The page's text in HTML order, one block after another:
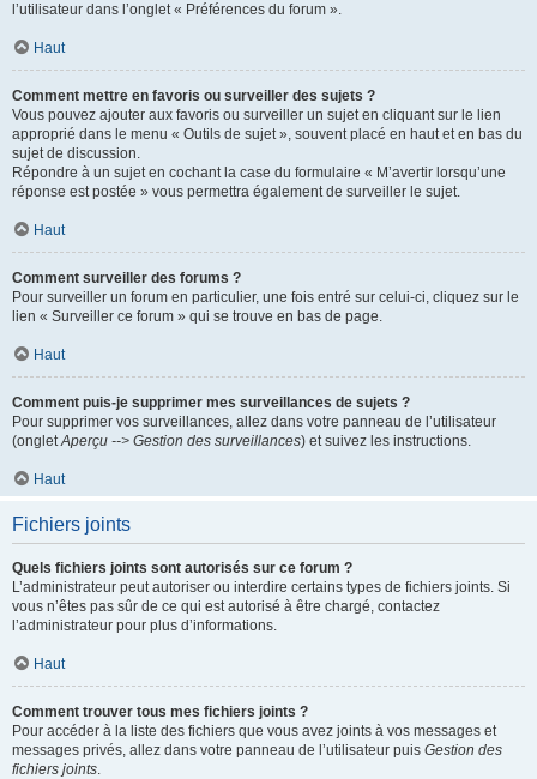
l’utilisateur dans l’onglet « Préférences du forum ».
Haut
Comment mettre en favoris ou surveiller des sujets ?
Vous pouvez ajouter aux favoris ou surveiller un sujet en cliquant sur le lien
approprié dans le menu « Outils de sujet », souvent placé en haut et en bas du
sujet de discussion.
Répondre à un sujet en cochant la case du formulaire « M’avertir lorsqu’une
réponse est postée » vous permettra également de surveiller le sujet.
Haut
Comment surveiller des forums ?
Pour surveiller un forum en particulier, une fois entré sur celui-ci, cliquez sur le
lien « Surveiller ce forum » qui se trouve en bas de page.
Haut
Comment puis-je supprimer mes surveillances de sujets ?
Pour supprimer vos surveillances, allez dans votre panneau de l’utilisateur
(ongletAperçu --> Gestion des surveillances) et suivez les instructions.
Haut
Fichiers joints
Quels fichiers joints sont autorisés sur ce forum ?
L’administrateur peut autoriser ou interdire certains types de fichiers joints. Si
vous n’êtes pas sûr de ce qui est autorisé à être chargé, contactez
l’administrateur pour plus d’informations.
Haut
Comment trouver tous mes fichiers joints ?
Pour accéder à la liste des fichiers que vous avez joints à vos messages et
messages privés, allez dans votre panneau de l’utilisateur puis Gestion des
fichiers joints.